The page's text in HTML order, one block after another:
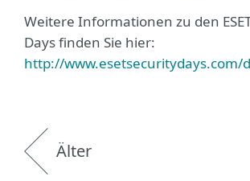
Weitere Informationen zu den
Days finden Sie hier:
http://www.esetsecuritydays.com/
Älter